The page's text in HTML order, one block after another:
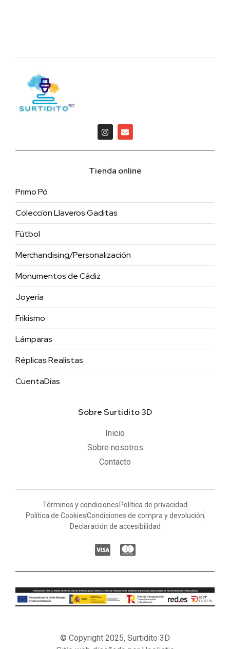
Tienda online
Primo Pó
Coleccíon Llaveros Gaditas
Fútbol
Merchandising/Personalización
Monumentos de Cádiz
Joyería
Frikismo
Lámparas
Réplicas Realistas
CuentaDías
Sobre Surtidito 3D
Inicio
Sobre nosotros
Contacto
Términos y condiciones Política de privacidad
Política de CookiesCondiciones de compra y devolución
Declaración de accesibilidad
© Copyright 2025, Surtidito 3D